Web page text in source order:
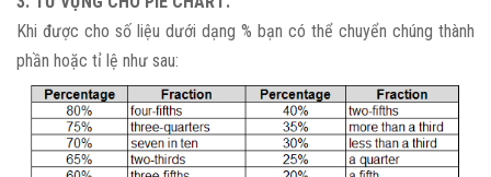
Khi được cho số liệu dưới dạng % bạn có thể chuyển chúng thành
phần hoặc tỉ lệ như sau: